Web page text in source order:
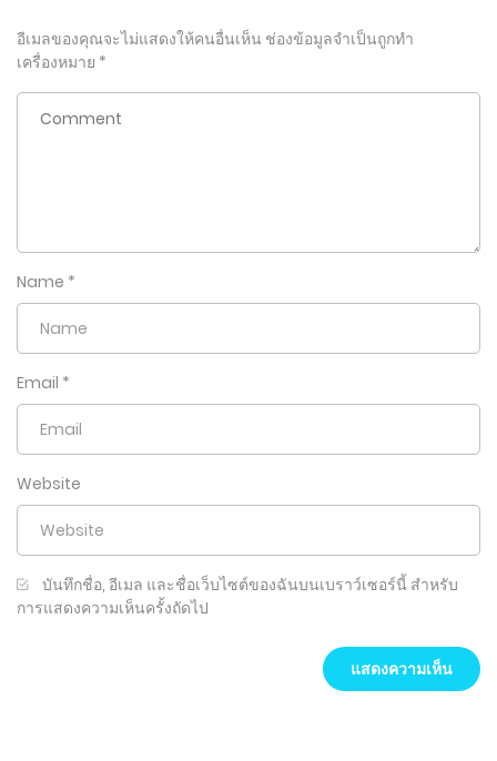
อีเมลของคุณจะไม่แสดงให้คนอื่นเห็น ช่องข้อมูลจำเป็นถูกทำ
เครื่องหมาย *
Name *
Email *
Website
บันทึกชื่อ, อีเมล และชื่อเว็บไซต์ของฉันบนเบราว์เซอร์นี้ สำหรับ
การแสดงความเห็นครั้งถัดไป